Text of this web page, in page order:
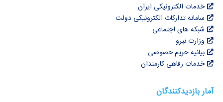
خدمات الکترونیکی ایران
سامانه تدارکات الکترونیکی دولت
شبکه های اجتماعی
وزارت نیرو
بیانیه حریم خصوصی
خدمات رفاهی کارمندان
آمار بازدیدکنندگان